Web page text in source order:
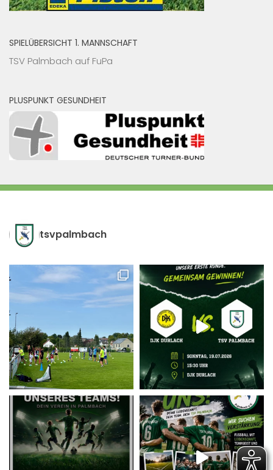
SPIELÜBERSICHT 1. MANNSCHAFT
TSV Palmbach auf FuPa
PLUSPUNKT GESUNDHEIT
tsvpalmbach